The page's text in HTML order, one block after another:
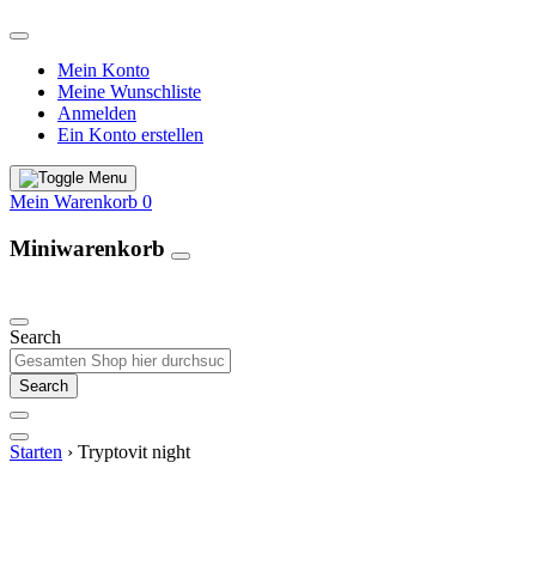
Mein Konto
Meine Wunschliste
Anmelden
Ein Konto erstellen
Mein Warenkorb 0
Miniwarenkorb
Search
Search
Starten › Tryptovit night